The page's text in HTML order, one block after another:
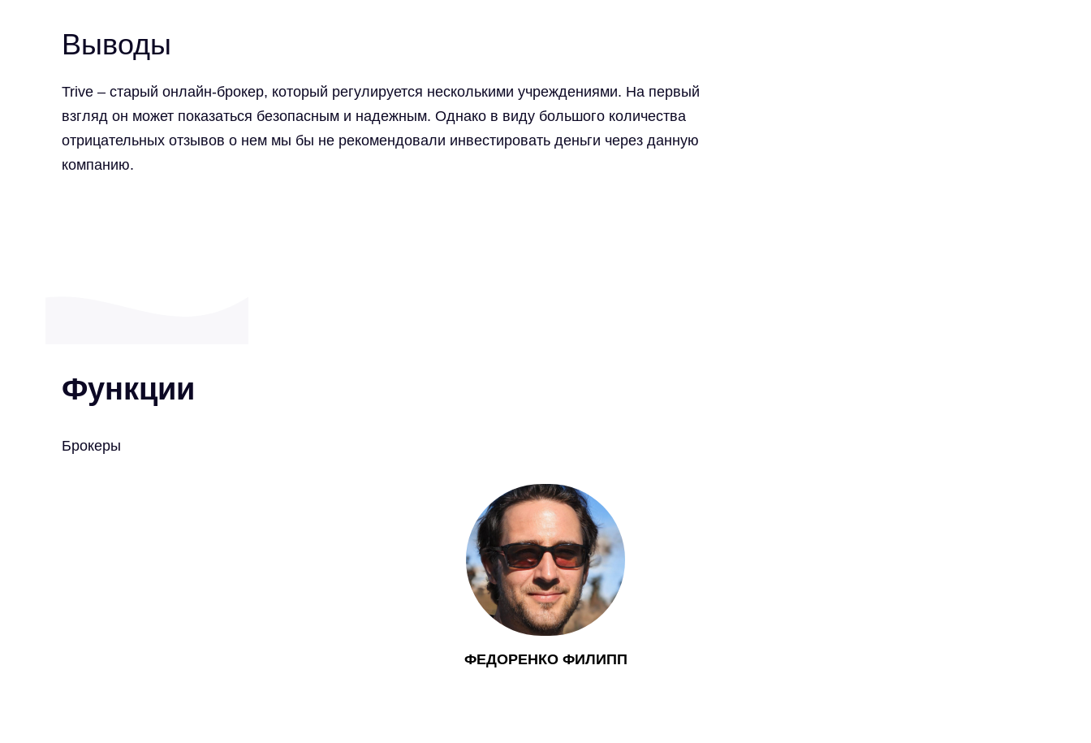
Выводы
Trive – старый онлайн-брокер, который регулируется несколькими учреждениями. На первый
взгляд он может показаться безопасным и надежным. Однако в виду большого количества
отрицательных отзывов о нем мы бы не рекомендовали инвестировать деньги через данную
компанию.
Функции
Брокеры
ФЕДОРЕНКО ФИЛИПП